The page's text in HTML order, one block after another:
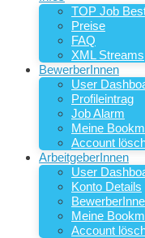
TOP Job
Preise
FAQ
XML Streams
BewerberInnen
User
Profileintrag
Job Alarm
Meine
Account
ArbeitgeberInnen
User
Konto Details
Meine
Account